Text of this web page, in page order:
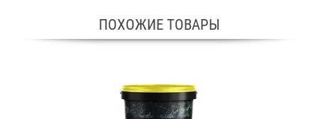
ПОХОЖИЕ ТОВАРЫ